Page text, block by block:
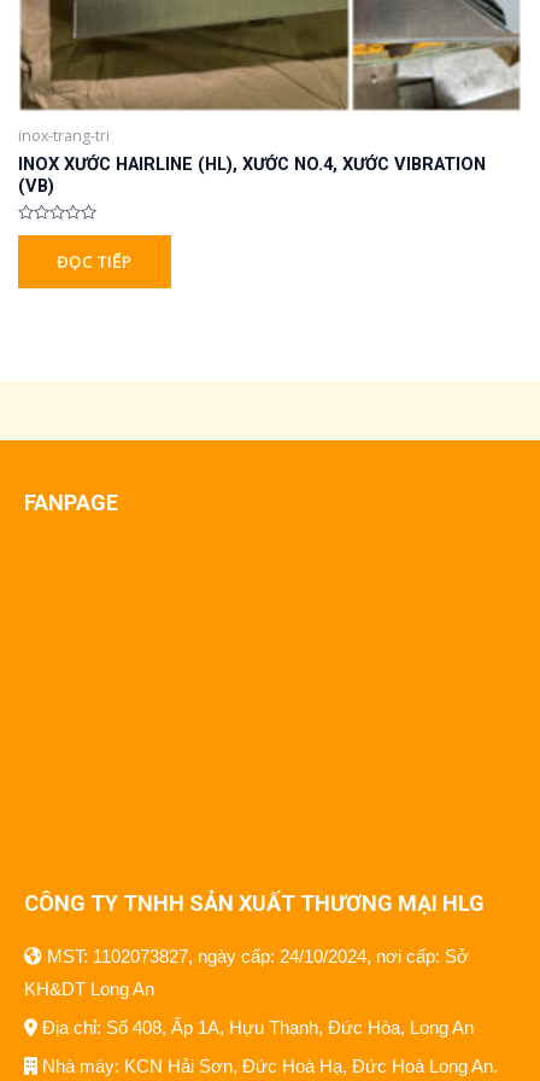
inox-trang-tri
INOX XƯỚC HAIRLINE (HL), XƯỚC NO.4, XƯỚC VIBRATION
(VB)
Được
5
ĐỌC TIẾP
CÔNG TY TNHH SẢN XUẤT THƯƠNG MẠI HLG
MST: 1102073827, ngày cấp: 24/10/2024, nơi cấp: Sở
KH&DT Long An
Địa chỉ: Số 408, Ấp 1A, Hựu Thạnh, Đức Hòa, Long An
Nhà máy: KCN Hải Sơn, Đức Hoà Hạ, Đức Hoà Long An.
FANPAGE